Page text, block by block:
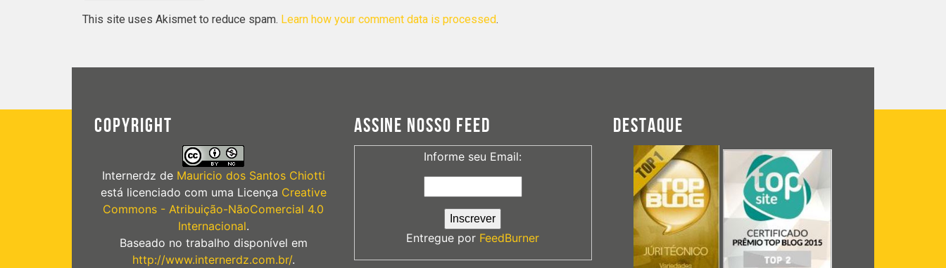
This site uses Akismet to reduce spam. Learn how your comment data is processed.
COPYRIGHT
Internerdz de Mauricio dos Santos Chiotti
está licenciado com uma Licença Creative
Commons - Atribuição-NãoComercial 4.0
Internacional.
Baseado no trabalho disponível em
http://www.internerdz.com.br/.
ASSINE NOSSO FEED
Informe seu Email:
Entregue por FeedBurner
DESTAQUE